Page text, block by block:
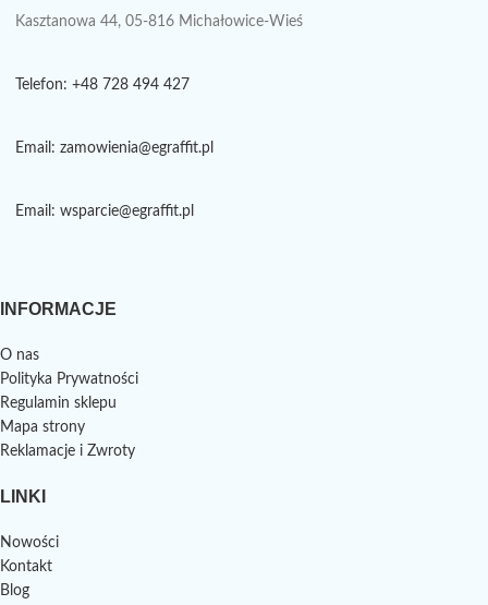
Kasztanowa 44, 05-816 Michałowice-Wieś
Telefon: +48 728 494 427
Email: zamowienia@egraffit.pl
Email: wsparcie@egraffit.pl
INFORMACJE
O nas
Polityka Prywatności
Regulamin sklepu
Mapa strony
Reklamacje i Zwroty
LINKI
Nowości
Kontakt
Blog